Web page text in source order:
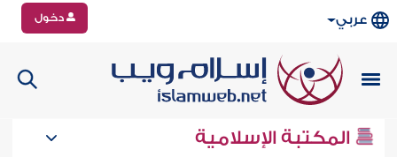
عربي دخول
المكتبة الإسلامية